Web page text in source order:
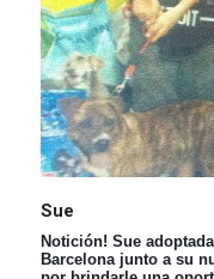
Sue
Notición! Sue
Barcelona junto a su